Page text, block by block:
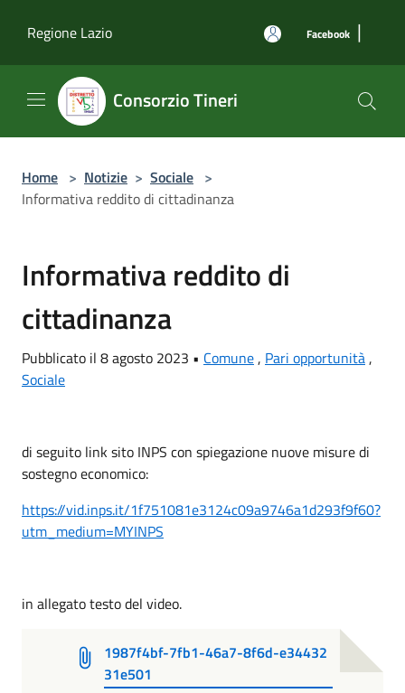
Regione Lazio
Facebook |
Consorzio Tineri
Home > Notizie > Sociale >
Informativa reddito di cittadinanza
Informativa reddito di
cittadinanza
Pubblicato il 8 agosto 2023 • Comune, Pari opportunità,
Sociale
di seguito link sito INPS con spiegazione nuove misure di
sostegno economico:
https://vid.inps.it/1f751081e3124c09a9746a1d293f9f60?
utm_medium=MYINPS
in allegato testo del video.
1987f4bf-7fb1-46a7-8f6d-e34432
31e501